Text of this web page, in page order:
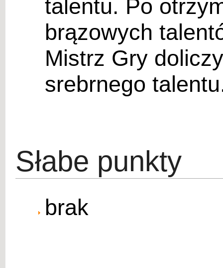
talentu. Po
brązowych
Mistrz Gry
srebrnego
Słabe punkty
brak